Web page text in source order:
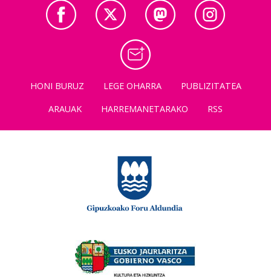
HONI BURUZ LEGE OHARRA
PUBLIZITATEA
ARAUAK
HARREMANETARAKO RSS